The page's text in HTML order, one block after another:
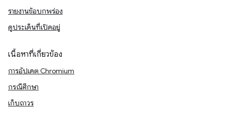
รายงานข้อบกพร่อง
ดูประเด็นที่เปิดอยู่
เนื้อหาที่เกี่ยวข้อง
การอัปเดต Chromium
กรณีศึกษา
เก็บถาวร